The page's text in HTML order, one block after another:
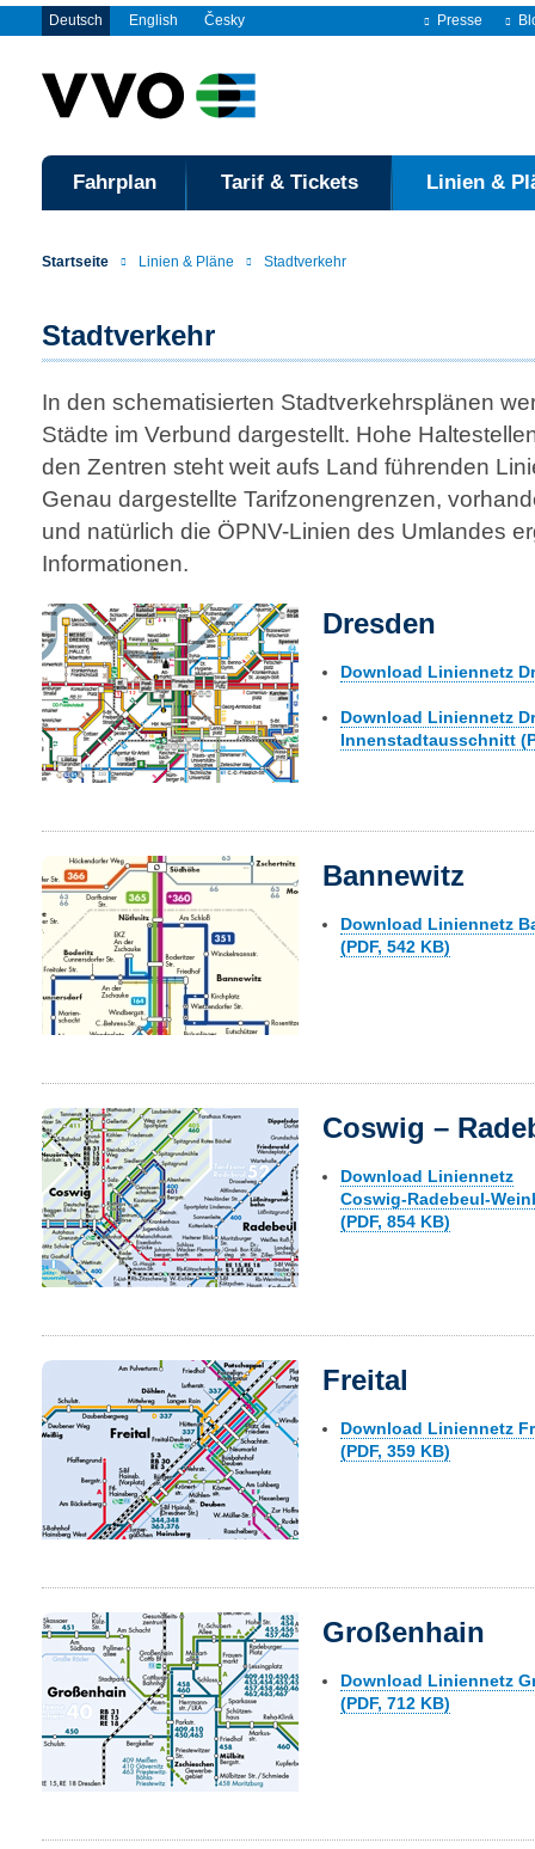
Deutsch English Česky Presse
Fahrplan Tarif & Tickets Linien &
Startseite Linien & Pläne Stadtverkehr
Stadtverkehr
In den schematisierten Stadtverkehrsplänen
Städte im Verbund dargestellt. Hohe
den Zentren steht weit aufs Land führenden
Genau dargestellte Tarifzonengrenzen,
und natürlich die ÖPNV-Linien des Umlandes
Informationen.
Dresden
Download Liniennetz
Download Liniennetz
Innenstadtausschnitt
Bannewitz
Download Liniennetz
(PDF, 542 KB)
Coswig –
Download Liniennetz
Coswig-Radebeul-
(PDF, 854 KB)
Freital
Download Liniennetz
(PDF, 359 KB)
Großenhain
Download Liniennetz
(PDF, 712 KB)